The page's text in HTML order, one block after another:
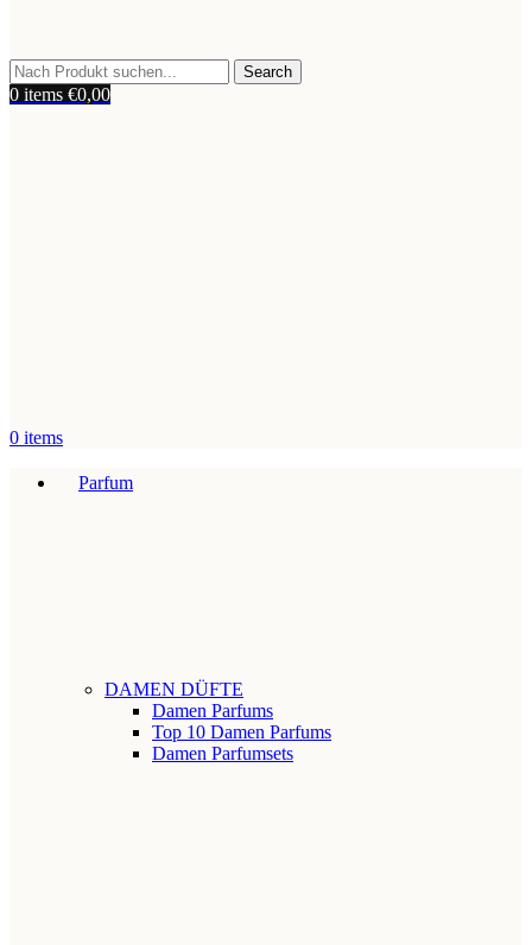
Search
0 items €0,00
0 items
Parfum
DAMEN DÜFTE
Damen Parfums
Top 10 Damen Parfums
Damen Parfumsets